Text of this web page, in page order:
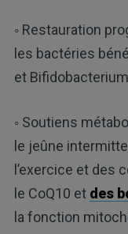
◦ Restauration
les bactéries
et
◦ Soutiens
le jeûne
l’exercice et des
le CoQ10 et des
la fonction